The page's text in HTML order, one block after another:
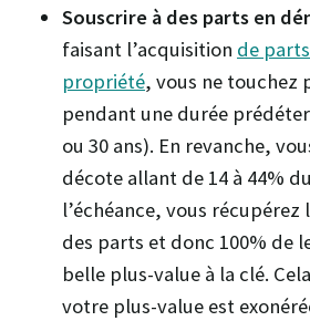
Souscrire à des parts en
faisant l’acquisition de
propriété, vous ne touchez
pendant une durée
ou 30 ans). En revanche,
décote allant de 14 à 44%
l’échéance, vous
des parts et donc 100% de
belle plus-value à la clé.
votre plus-value est